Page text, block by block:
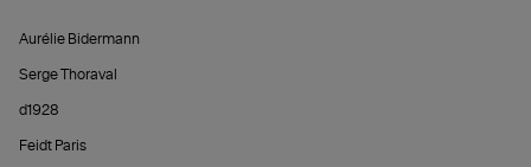
Aurélie Bidermann
Serge Thoraval
d1928
Feidt Paris